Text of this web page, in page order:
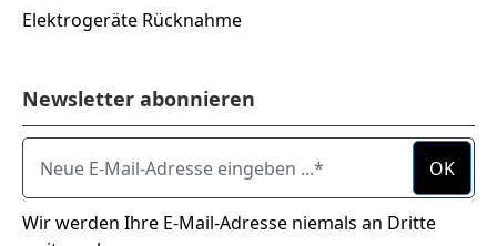
Elektrogeräte Rücknahme
Newsletter abonnieren
Neue E-Mail-Adresse eingeben ...
OK
Wir werden Ihre E-Mail-Adresse niemals an Dritte